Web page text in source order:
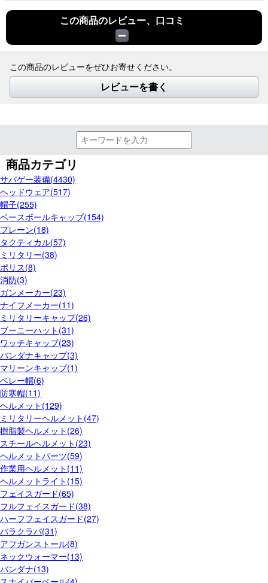
この商品のレビュー、口コミ
この商品のレビューをぜひお寄せください。
レビューを書く
商品カテゴリ
サバゲー装備(4430)
ヘッドウェア(517)
帽子(255)
ベースボールキャップ(154)
プレーン(18)
タクティカル(57)
ミリタリー(38)
ポリス(8)
消防(3)
ガンメーカー(23)
ナイフメーカー(11)
ミリタリーキャップ(26)
ブーニーハット(31)
ワッチキャップ(23)
バンダナキャップ(3)
マリーンキャップ(1)
ベレー帽(6)
防寒帽(11)
ヘルメット(129)
ミリタリーヘルメット(47)
樹脂製ヘルメット(26)
スチールヘルメット(23)
ヘルメットパーツ(59)
作業用ヘルメット(11)
ヘルメットライト(15)
フェイスガード(65)
フルフェイスガード(38)
ハーフフェイスガード(27)
バラクラバ(31)
アフガンストール(8)
ネックウォーマー(13)
バンダナ(13)